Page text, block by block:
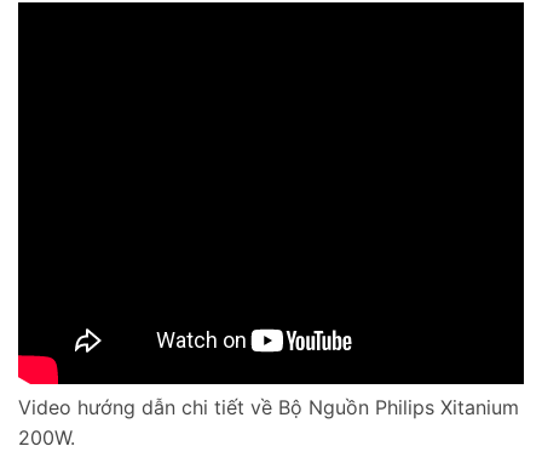
Video hướng dẫn chi tiết về Bộ Nguồn Philips Xitanium
200W.